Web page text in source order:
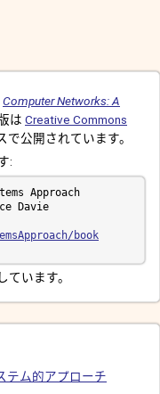
Computer Networks: A
は Creative Commons
で公開されています。
:
book
ています。
テム的アプローチ